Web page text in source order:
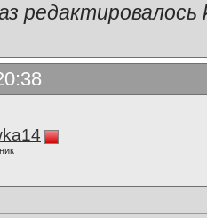
редактировалось